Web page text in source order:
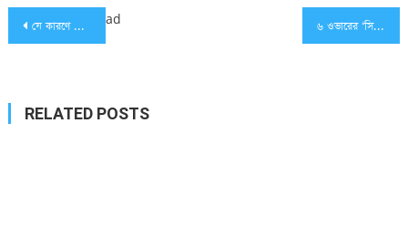
Post
যে কারণে আমলার জার্সি পরে খেলেছেন ডি কক ৬ ওভারের ‌‌‌‘সিক্সেস’ টুর্নামেন্টের জন্য বাংলাদেশের দল ঘোষণা
ad
RELATED POSTS